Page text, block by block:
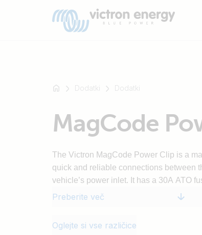
Dodatki Dodatki
MagCode
The Victron MagCode Power Clip is a
quick and reliable connections between
vehicle’s power inlet. It has a 30A ATO
Preberite več
Oglejte si vse različice